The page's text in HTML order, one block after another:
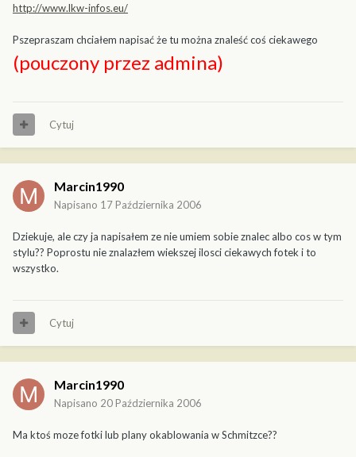
http://www.lkw-infos.eu/
Pszepraszam chciałem napisać że tu można znaleść coś ciekawego
(pouczony przez admina)
Cytuj
Marcin1990
Napisano 17 Października 2006
Dziekuje, ale czy ja napisałem ze nie umiem sobie znalec albo cos w tym
stylu?? Poprostu nie znalazłem wiekszej ilosci ciekawych fotek i to
wszystko.
Cytuj
Marcin1990
Napisano 20 Października 2006
Ma ktoś moze fotki lub plany okablowania w Schmitzce??